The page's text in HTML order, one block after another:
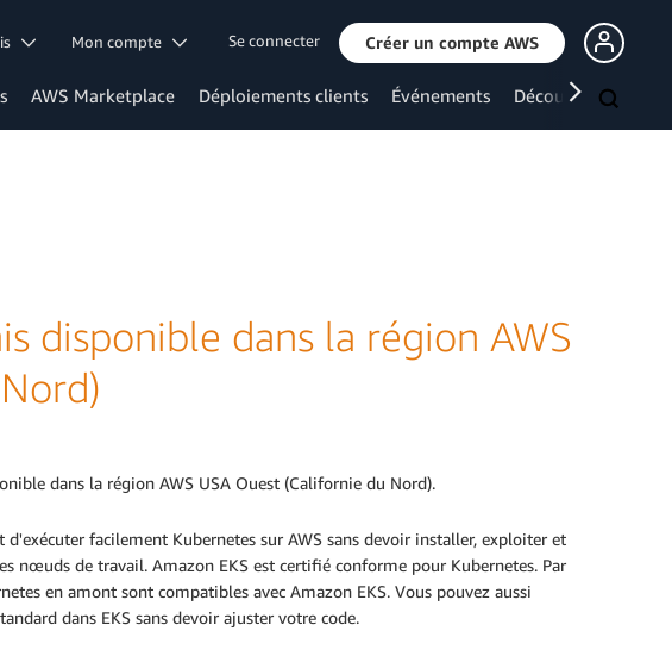
Mon compte Se connecter Créer un compte AWS
AWS Marketplace Déploiements clients Événements Découvrir
disponible dans la région AWS
dans la région AWS USA Ouest (Californie du Nord).
facilement Kubernetes sur AWS sans devoir installer, exploiter et
nœuds de travail. Amazon EKS est certifié conforme pour Kubernetes. Par
en amont sont compatibles avec Amazon EKS. Vous pouvez aussi
dans EKS sans devoir ajuster votre code.